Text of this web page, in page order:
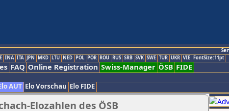
INA ITA JPN MKD LTU NED POL POR ROU RUS SRB SVK SWE TUR UKR VIE FontSize:11pt
FAQ Online Registration Swiss-Manager ÖSB FIDE
AUT Elo Vorschau Elo FIDE
Elozahlen des ÖSB